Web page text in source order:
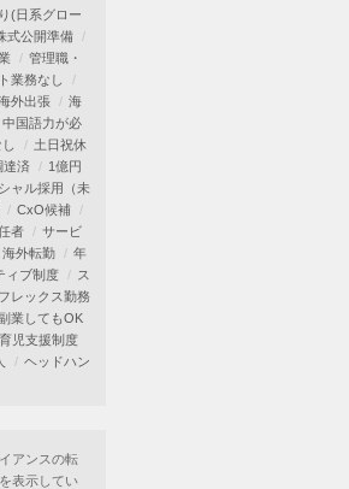
(日系グロー
式公開準備
管理職・
業務なし
外出張
海
中国語力が必
土日祝休
達済
1億円
ャル採用（未
CxO候補
者
サービ
海外転勤
年
ィブ制度
ス
フレックス勤務
業してもOK
育児支援制度
ヘッドハン
アンスの転
表示してい